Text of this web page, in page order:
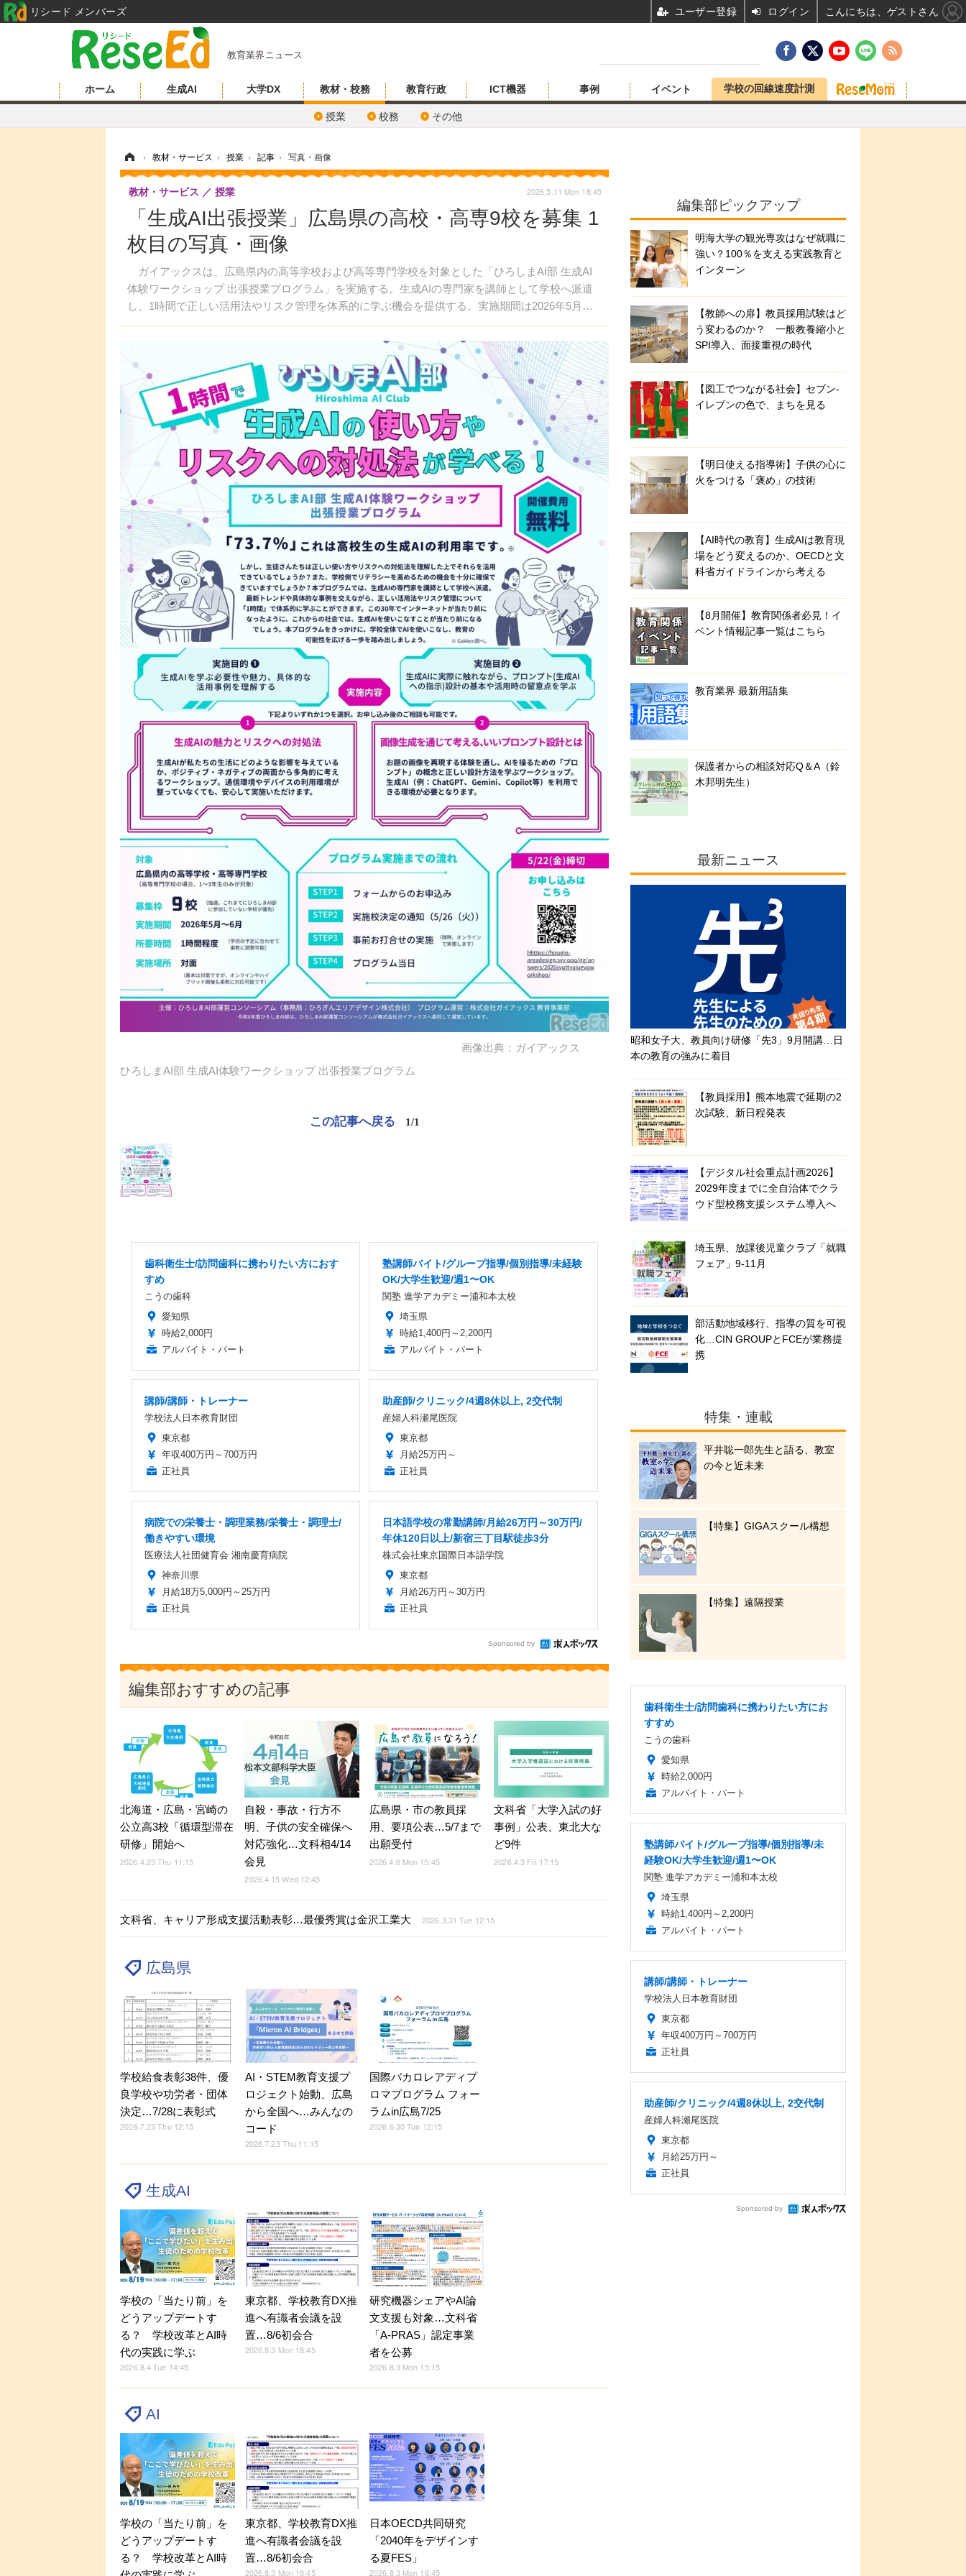
教育業界ニュース
ホーム 生成AI 大学DX 教材・校務
授業 校務 その他
教育行政 ICT機器 事例 イベント 学校の回線速度計測
› 教材・サービス › 授業 › 記事 › 写真・画像
「生成AI出張授業」広島県の高校・高専9校を募集 1
枚目の写真・画像
ガイアックスは、広島県内の高等学校および高等専門学校を対象とした「ひろしまAI部 生成AI
体験ワークショップ 出張授業プログラム」を実施する。生成AIの専門家を講師として学校へ派遣
し、1時間で正しい活用法やリスク管理を体系的に学ぶ機会を提供する。実施期間は2026年5月～6
月（予定）。
教材・サービス 授業 2026.5.11 Mon 18:45
画像出典：ガイアックス
ひろしまAI部 生成AI体験ワークショップ 出張授業プログラム
この記事へ戻る 1/1
歯科衛生士/訪問歯科に携わりたい方におす
すめ
こうの歯科
愛知県
時給2,000円
アルバイト・パート
塾講師バイト/グループ指導/個別指導/未経験
OK/大学生歓迎/週1〜OK
関塾 進学アカデミー浦和本太校
埼玉県
時給1,400円～2,200円
アルバイト・パート
講師/講師・トレーナー
学校法人日本教育財団
東京都
年収400万円～700万円
正社員
助産師/クリニック/4週8休以上, 2交代制
産婦人科瀬尾医院
東京都
月給25万円～
正社員
病院での栄養士・調理業務/栄養士・調理士/
働きやすい環境
医療法人社団健育会 湘南慶育病院
神奈川県
月給18万5,000円～25万円
正社員
日本語学校の常勤講師/月給26万円～30万円/
年休120日以上/新宿三丁目駅徒歩3分
株式会社東京国際日本語学院
東京都
月給26万円～30万円
正社員
Sponsored by
編集部おすすめの記事
北海道・広島・宮崎の
公立高3校「循環型滞在
研修」開始へ
2026.4.23 Thu 11:15
自殺・事故・行方不
明、子供の安全確保へ
対応強化…文科相4/14
会見
2026.4.15 Wed 12:45
広島県・市の教員採
用、要項公表…5/7まで
出願受付
2026.4.6 Mon 15:45
文科省「大学入試の好
事例」公表、東北大な
ど9件
2026.4.3 Fri 17:15
文科省、キャリア形成支援活動表彰…最優秀賞は金沢工業大 2026.3.31 Tue 12:15
広島県
学校給食表彰38件、優
良学校や功労者・団体
決定…7/28に表彰式
2026.7.23 Thu 12:15
AI・STEM教育支援プ
ロジェクト始動、広島
から全国へ…みんなの
コード
2026.7.23 Thu 11:15
国際バカロレアディプ
ロマプログラム フォー
ラムin広島7/25
2026.6.30 Tue 12:15
生成AI
学校の「当たり前」を
どうアップデートす
る？ 学校改革とAI時
代の実践に学ぶ
2026.8.4 Tue 14:45
東京都、学校教育DX推
進へ有識者会議を設
置…8/6初会合
2026.8.3 Mon 18:45
研究機器シェアやAI論
文支援も対象…文科省
「A-PRAS」認定事業
者を公募
2026.8.3 Mon 15:15
AI
学校の「当たり前」を
どうアップデートす
る？ 学校改革とAI時
東京都、学校教育DX推
進へ有識者会議を設
置…8/6初会合
2026.8.3 Mon 18:45
日本OECD共同研究
「2040年をデザインす
る夏FES」
2026.8.3 Mon 16:45
編集部ピックアップ
明海大学の観光専攻はなぜ就職に
強い？100％を支える実践教育と
インターン
【教師への扉】教員採用試験はど
う変わるのか？ 一般教養縮小と
SPI導入、面接重視の時代
【図工でつながる社会】セブン‐
イレブンの色で、まちを見る
【明日使える指導術】子供の心に
火をつける「褒め」の技術
【AI時代の教育】生成AIは教育現
場をどう変えるのか、OECDと文
科省ガイドラインから考える
【8月開催】教育関係者必見！イ
ベント情報記事一覧はこちら
教育業界 最新用語集
保護者からの相談対応Q＆A（鈴
木邦明先生）
最新ニュース
昭和女子大、教員向け研修「先3」9月開講…日
本の教育の強みに着目
【教員採用】熊本地震で延期の2
次試験、新日程発表
【デジタル社会重点計画2026】
2029年度までに全自治体でクラ
ウド型校務支援システム導入へ
埼玉県、放課後児童クラブ「就職
フェア」9-11月
部活動地域移行、指導の質を可視
化…CIN GROUPとFCEが業務提
携
特集・連載
平井聡一郎先生と語る、教室
の今と近未来
【特集】GIGAスクール構想
【特集】遠隔授業
歯科衛生士/訪問歯科に携わりたい方にお
すすめ
こうの歯科
愛知県
時給2,000円
アルバイト・パート
塾講師バイト/グループ指導/個別指導/未
経験OK/大学生歓迎/週1〜OK
関塾 進学アカデミー浦和本太校
埼玉県
時給1,400円～2,200円
アルバイト・パート
講師/講師・トレーナー
学校法人日本教育財団
東京都
年収400万円～700万円
正社員
助産師/クリニック/4週8休以上, 2交代制
産婦人科瀬尾医院
東京都
月給25万円～
正社員
Sponsored by
リシード メンバーズ ユーザー登録 ログイン こんにちは、ゲストさん